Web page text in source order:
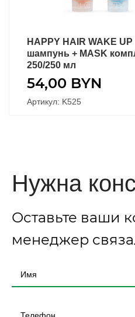
ПОДРОБНЕЕ
HAPPY HAIR WAKE UP
шампунь + MASK
250/250 мл
54,00 BYN
Артикул: K525
Нужна
Оставьте ваши
менеджер